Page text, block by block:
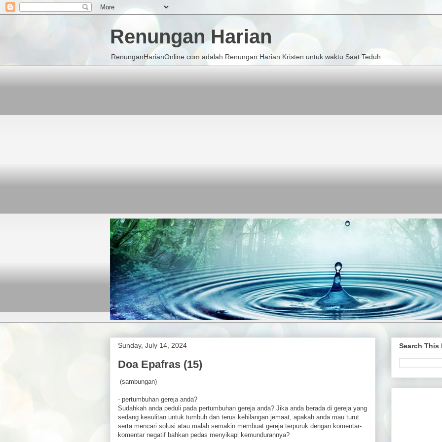
Renungan Harian
RenunganHarianOnline.com adalah Renungan Harian Kristen untuk waktu Saat Teduh
Sunday, July 14, 2024
Doa Epafras (15)
(sambungan)
- pertumbuhan gereja anda?
Sudahkah anda peduli pada pertumbuhan gereja anda? Jika anda berada di gereja yang
sedang kesulitan untuk tumbuh dan terus kehilangan jemaat, apakah anda mau turut
serta mencari solusi atau malah semakin membuat gereja terpuruk dengan komentar-
komentar negatif bahkan pedas menyikapi kemundurannya?
Search This